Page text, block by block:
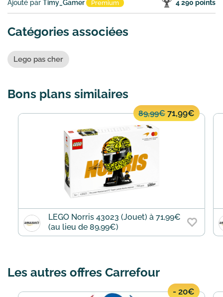
Ajouté par Timy_Gamer Premium 4 290 points
Catégories associées
Lego pas cher
Bons plans similaires
89,99€ 71,99€
LEGO Norris 43023 (Jouet) à 71,99€
(au lieu de 89,99€)
Les autres offres Carrefour
- 20€